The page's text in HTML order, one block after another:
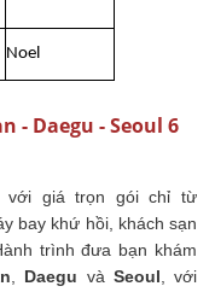
Noel
- Daegu - Seoul 6
với giá trọn gói chỉ từ
bay khứ hồi, khách sạn
trình đưa bạn khám
, Daegu và Seoul, với